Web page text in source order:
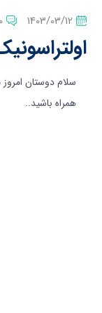
1403/03/12 0 نظر
سلام دوستان امروز
همراه باشید..